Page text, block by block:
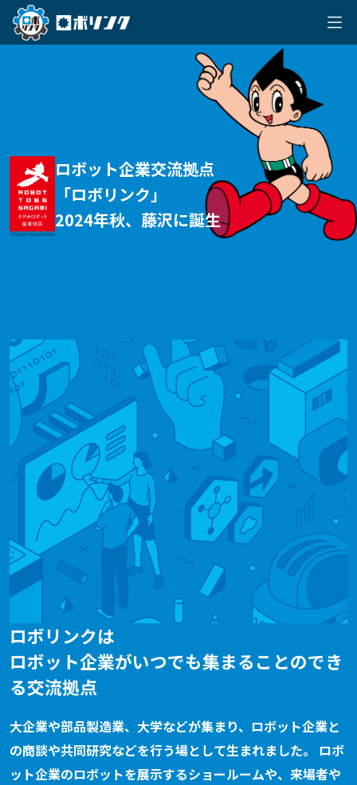
ロボット企業交流拠点
「ロボリンク」
2024年秋、藤沢に誕生
ロボリンクは
ロボット企業がいつでも集まることのでき
る交流拠点
大企業や部品製造業、大学などが集まり、ロボット企業と
の商談や共同研究などを行う場として生まれました。 ロボ
ット企業のロボットを展示するショールームや、来場者や